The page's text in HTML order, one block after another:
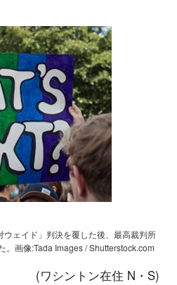
ェイド」判決を覆した後、最高裁判所
。画像:Tada Images / Shutterstock.com
(ワシントン在住 N・S)